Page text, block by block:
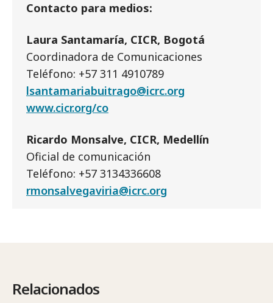
Contacto para medios:
Laura Santamaría, CICR, Bogotá
Coordinadora de Comunicaciones
Teléfono: +57 311 4910789
lsantamariabuitrago@icrc.org
www.cicr.org/co
Ricardo Monsalve, CICR, Medellín
Oficial de comunicación
Teléfono: +57 3134336608
rmonsalvegaviria@icrc.org
Relacionados